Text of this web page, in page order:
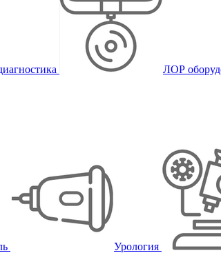
ЛОР
Урология